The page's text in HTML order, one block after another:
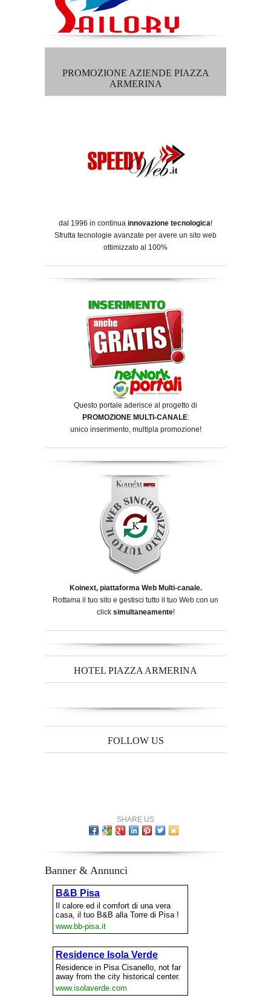
PROMOZIONE AZIENDE PIAZZA
ARMERINA
dal 1996 in continua innovazione tecnologica!
Sfrutta tecnologie avanzate per avere un sito web
ottimizzato al 100%
Questo portale aderisce al progetto di
PROMOZIONE MULTI-CANALE:
unico inserimento, multipla promozione!
Koinext, piattaforma Web Multi-canale.
Rottama il tuo sito e gestisci tutto il tuo Web con un
click simultaneamente!
HOTEL PIAZZA ARMERINA
FOLLOW US
SHARE US
Banner & Annunci